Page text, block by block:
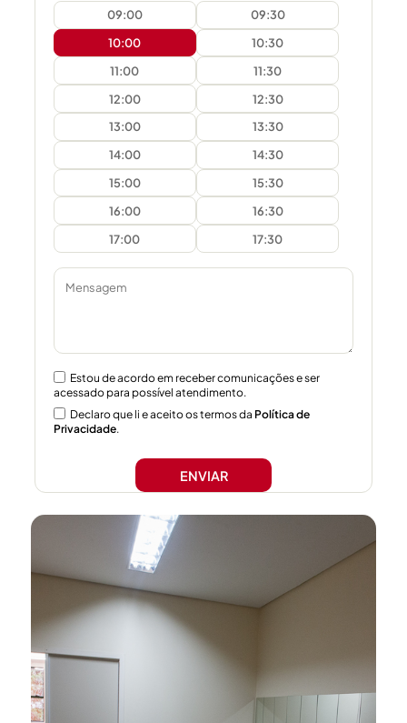
09:00
09:30
10:00
10:30
11:00
11:30
12:00
12:30
13:00
13:30
14:00
14:30
15:00
15:30
16:00
16:30
17:00
17:30
Estou de acordo em receber comunicações e ser
acessado para possível atendimento.
Declaro que li e aceito os termos da Política de
Privacidade.